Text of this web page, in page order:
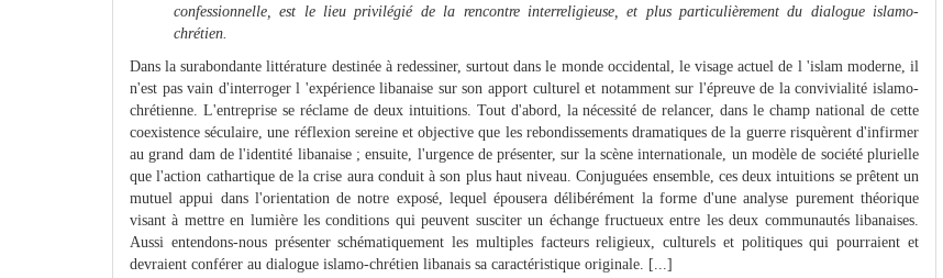
confessionnelle, est le lieu privilégié de la rencontre interreligieuse, et plus particulièrement du dialogue islamo-
chrétien.
Dans la surabondante littérature destinée à redessiner, surtout dans le monde occidental, le visage actuel de l 'islam moderne, il
n'est pas vain d'interroger l 'expérience libanaise sur son apport culturel et notamment sur l'épreuve de la convivialité islamo-
chrétienne. L'entreprise se réclame de deux intuitions. Tout d'abord, la nécessité de relancer, dans le champ national de cette
coexistence séculaire, une réflexion sereine et objective que les rebondissements dramatiques de la guerre risquèrent d'infirmer
au grand dam de l'identité libanaise ; ensuite, l'urgence de présenter, sur la scène internationale, un modèle de société plurielle
que l'action cathartique de la crise aura conduit à son plus haut niveau. Conjuguées ensemble, ces deux intuitions se prêtent un
mutuel appui dans l'orientation de notre exposé, lequel épousera délibérément la forme d'une analyse purement théorique
visant à mettre en lumière les conditions qui peuvent susciter un échange fructueux entre les deux communautés libanaises.
Aussi entendons-nous présenter schématiquement les multiples facteurs religieux, culturels et politiques qui pourraient et
devraient conférer au dialogue islamo-chrétien libanais sa caractéristique originale. [...]